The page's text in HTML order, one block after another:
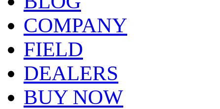
COMPANY
FIELD
DEALERS
BUY NOW